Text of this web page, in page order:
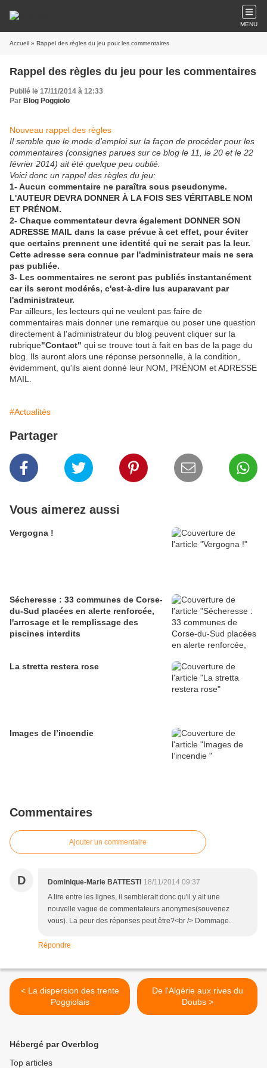
MENU
Accueil » Rappel des règles du jeu pour les commentaires
Rappel des règles du jeu pour les commentaires
Publié le 17/11/2014 à 12:33
Par Blog Poggiolo
Nouveau rappel des règles
Il semble que le mode d'emploi sur la façon de procéder pour les
commentaires (consignes parues sur ce blog le 11, le 20 et le 22
février 2014) ait été quelque peu oublié.
Voici donc un rappel des règles du jeu:
1- Aucun commentaire ne paraîtra sous pseudonyme.
L'AUTEUR DEVRA DONNER À LA FOIS SES VÉRITABLE NOM
ET PRÉNOM.
2- Chaque commentateur devra également DONNER SON
ADRESSE MAIL dans la case prévue à cet effet, pour éviter
que certains prennent une identité qui ne serait pas la leur.
Cette adresse sera connue par l'administrateur mais ne sera
pas publiée.
3- Les commentaires ne seront pas publiés instantanément
car ils seront modérés, c'est-à-dire lus auparavant par
l'administrateur.
Par ailleurs, les lecteurs qui ne veulent pas faire de
commentaires mais donner une remarque ou poser une question
directement à l'administrateur du blog peuvent cliquer sur la
rubrique"Contact" qui se trouve tout à fait en bas de la page du
blog. Ils auront alors une réponse personnelle, à la condition,
évidemment, qu'ils aient donné leur NOM, PRÉNOM et ADRESSE
MAIL.
#Actualités
Partager
Vous aimerez aussi
Vergogna !
Sécheresse : 33 communes de Corse-
du-Sud placées en alerte renforcée,
l'arrosage et le remplissage des
piscines interdits
La stretta restera rose
Images de l’incendie
Commentaires
Ajouter un commentaire
D Dominique-Marie BATTESTI 18/11/2014 09:37
A lire entre les lignes, il semblerait donc qu'il y ait une
nouvelle vague de commentateurs anonymes(souvenez
vous). La peur des réponses peut être?<br /> Dommage.
Répondre
< La dispersion des trente
Poggiolais
De l'Algérie aux rives du
Doubs >
Hébergé par Overblog
Top articles